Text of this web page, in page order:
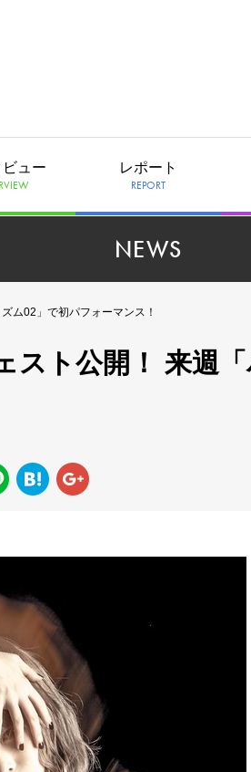
ュー レポート
REPORT
NEWS
ム02」で初パフォーマンス！
スト公開！ 来週